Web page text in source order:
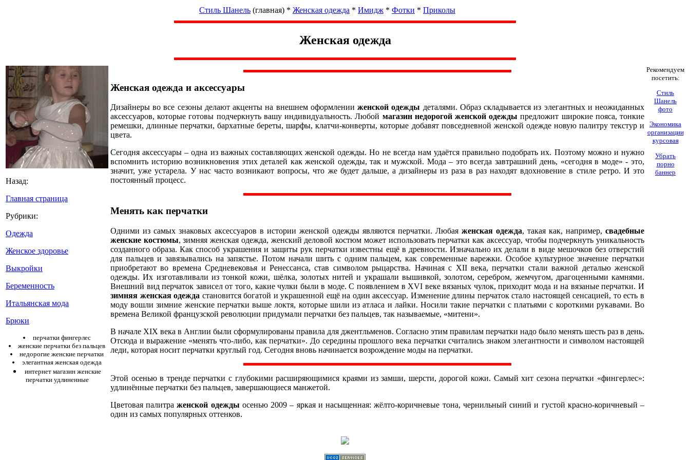
Стиль Шанель (главная) * Женская одежда * Имидж * Фотки * Приколы
Женская одежда
Назад:
Главная страница
Рубрики:
Одежда
Женское здоровье
Выкройки
Беременность
Итальянская мода
Брюки
перчатки фингерлес
женские перчатки без пальцев
недорогие женские перчатки
элегантная женская одежда
интернет магазин женские
перчатки удлиненные
Женская одежда и аксессуары
Дизайнеры во все сезоны делают акценты на внешнем оформленииженской одежды деталями. Образ складывается из элегантных и неожиданных
аксессуаров, которые готовы подчеркнуть вашу индивидуальность. Любой магазин недорогой женской одежды предложит широкие пояса, тонкие
ремешки, длинные перчатки, бархатные береты, шарфы, клатчи-конверты, которые добавят повседневной женской одежде новую палитру текстур и
цвета.
Сегодня аксессуары – одна из важных составляющих женской одежды. Но не всегда нам удаётся правильно подобрать их. Поэтому можно и нужно
вспомнить историю возникновения этих деталей как женской одежды, так и мужской. Мода – это всегда завтрашний день, «сегодня в моде» - это,
значит, уже устарела. У нас часто возникают вопросы, что же будет дальше, а дизайнеры из раза в раз находят вдохновение в стиле ретро. И это
постоянный процесс.
Менять как перчатки
Одними из самых знаковых аксессуаров в истории женской одежды являются перчатки. Любая женская одежда, такая как, например, свадебные
женские костюмы, зимняя женская одежда, женский деловой костюм может использовать перчатки как аксессуар, чтобы подчеркнуть уникальность
созданного образа. Как способ украшения и защиты рук перчатки известны ещё в древности. Изначально их делали в виде мешочков без отверстий
для пальцев и завязывались на запястье. Потом начали шить с одним пальцем, как современные варежки. Особое культурное значение перчатки
приобретают во времена Средневековья и Ренессанса, став символом рыцарства. Начиная с XII века, перчатки стали важной деталью женской
одежды. Их изготавливали из тонкой кожи, шёлка, золотых нитей и украшали вышивкой, золотом, серебром, жемчугом, драгоценными камнями.
Внешний вид перчаток зависел от того, какие чулки были в моде. С появлением в XVI веке вязаных чулок, приходит мода и на вязаные перчатки. И
зимняя женская одежда становится богатой и украшенной ещё на один аксессуар. Изменение длины перчаток стало настоящей сенсацией, то есть в
моду вошли зимние женские перчатки выше локтя, которые шили из атласа и лайки. Носили такие перчатки с платьями с короткими рукавами. Во
времена Великой французской революции придумали перчатки без пальцев, так называемые, «митени».
В начале XIX века в Англии были сформулированы правила для джентльменов. Согласно этим правилам перчатки надо было менять шесть раз в день.
Отсюда и выражение «менять что-либо, как перчатки». До середины прошлого века перчатки считались знаком элегантности и символом настоящей
леди, которая носит перчатки круглый год. Сегодня вновь начинается возрождение моды на перчатки.
Этой осенью в тренде перчатки с глубокими расширяющимися краями из замши, шерсти, дорогой кожи. Самый хит сезона перчатки «фингерлес»:
удлинённые перчатки без пальцев, завершающиеся манжетой.
Цветовая палитраженской одежды осенью 2009 – яркая и насыщенная: жёлто-коричневые тона, чернильный синий и густой красно-коричневый –
один из самых популярных оттенков.
Рекомендуем
посетить:
Стиль
Шанель
фото
Экономика
организации
курсовая
Убрать
порно
баннер